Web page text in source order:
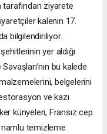
tarafından ziyarete
kalenin 17.
bilgilendiriliyor.
yer aldığı
bu kalede
belgelerini
ve kazı
künyeleri, Fransız cep
namlu temizleme